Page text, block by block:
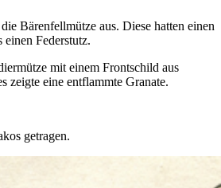
Bärenfellmütze aus. Diese hatten einen
Federstutz.
mit einem Frontschild aus
zeigte eine entflammte Granate.
getragen.